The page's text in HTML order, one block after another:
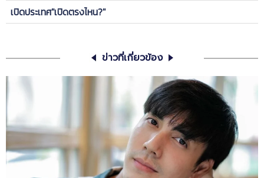
เปิดประเทศ"เปิดตรงไหน?"
ข่าวที่เกี่ยวข้อง